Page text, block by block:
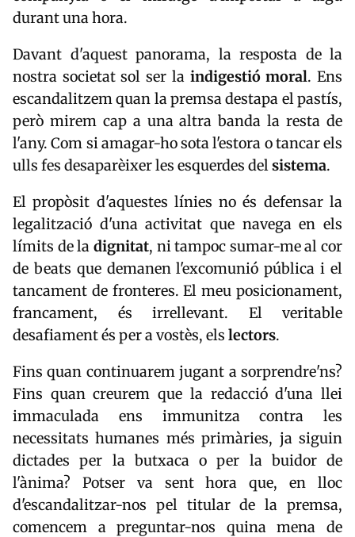
durant una hora.
Davant d'aquest panorama, la resposta de la
nostra societat sol ser la indigestió moral. Ens
escandalitzem quan la premsa destapa el pastís,
però mirem cap a una altra banda la resta de
l'any. Com si amagar-ho sota l'estora o tancar els
ulls fes desaparèixer les esquerdes delsistema.
El propòsit d'aquestes línies no és defensar la
legalització d'una activitat que navega en els
límits de la dignitat, ni tampoc sumar-me al cor
de beats que demanen l'excomunió pública i el
tancament de fronteres. El meu posicionament,
francament, és irrellevant. El veritable
desafiament és per a vostès, els lectors.
Fins quan continuarem jugant a sorprendre'ns?
Fins quan creurem que la redacció d'una llei
immaculada ens immunitza contra les
necessitats humanes més primàries, ja siguin
dictades per la butxaca o per la buidor de
l'ànima? Potser va sent hora que, en lloc
d'escandalitzar-nos pel titular de la premsa,
comencem a preguntar-nos quina mena de